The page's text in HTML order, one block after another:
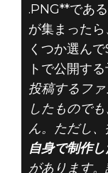
.PNG**であ
が集まった
くつか選ん
トで公開する
投稿するフ
したもので
ん。ただし
自身で制作
があります